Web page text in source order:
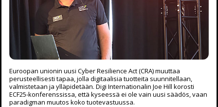
Euroopan unionin uusi Cyber Resilience Act (CRA) muuttaa
perusteellisesti tapaa, jolla digitaalisia tuotteita suunnitellaan,
valmistetaan ja ylläpidetään. Digi Internationalin Joe Hill korosti
ECF25-konferenssissa, että kyseessä ei ole vain uusi säädös, vaan
paradigman muutos koko tuotevastuussa.